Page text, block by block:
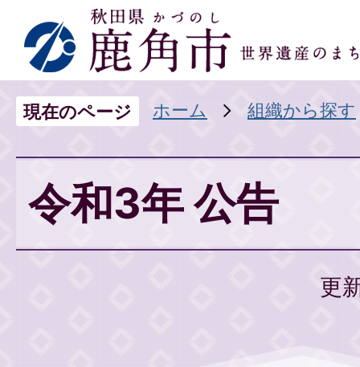
現在のページ ホーム 組織から探す
令和3年 公告
更